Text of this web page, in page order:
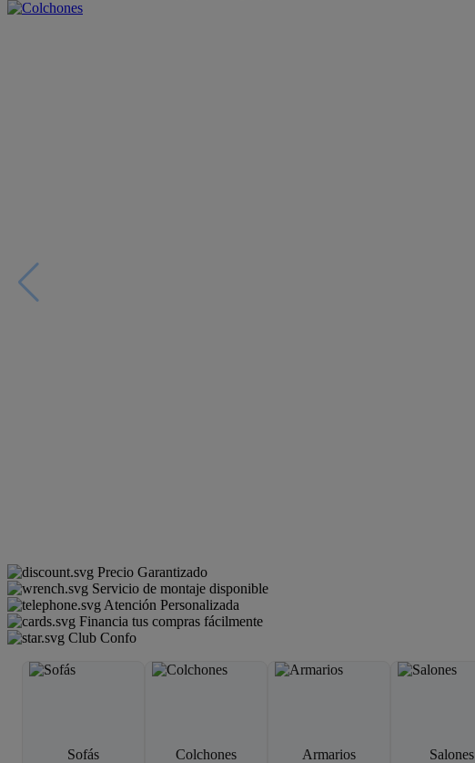
Precio Garantizado
Servicio de montaje disponible
Atención Personalizada
Financia tus compras fácilmente
Club Confo
Sofás Colchones Armarios Salones